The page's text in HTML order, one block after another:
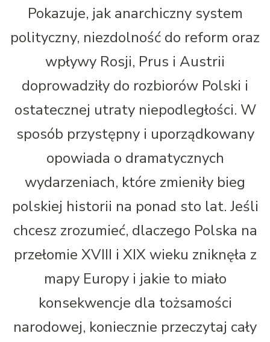
Pokazuje, jak anarchiczny system
polityczny, niezdolność do reform oraz
wpływy Rosji, Prus i Austrii
doprowadziły do rozbiorów Polski i
ostatecznej utraty niepodległości. W
sposób przystępny i uporządkowany
opowiada o dramatycznych
wydarzeniach, które zmieniły bieg
polskiej historii na ponad sto lat. Jeśli
chcesz zrozumieć, dlaczego Polska na
przełomie XVIII i XIX wieku zniknęła z
mapy Europy i jakie to miało
konsekwencje dla tożsamości
narodowej, koniecznie przeczytaj cały